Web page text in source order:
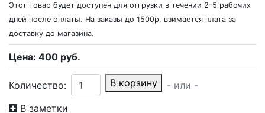
Этот товар будет доступен для отгрузки в течении 2-5 рабочих
дней после оплаты. На заказы до 1500р. взимается плата за
доставку до магазина.
Цена: 400 руб.
Количество: В корзину
- или -
В заметки